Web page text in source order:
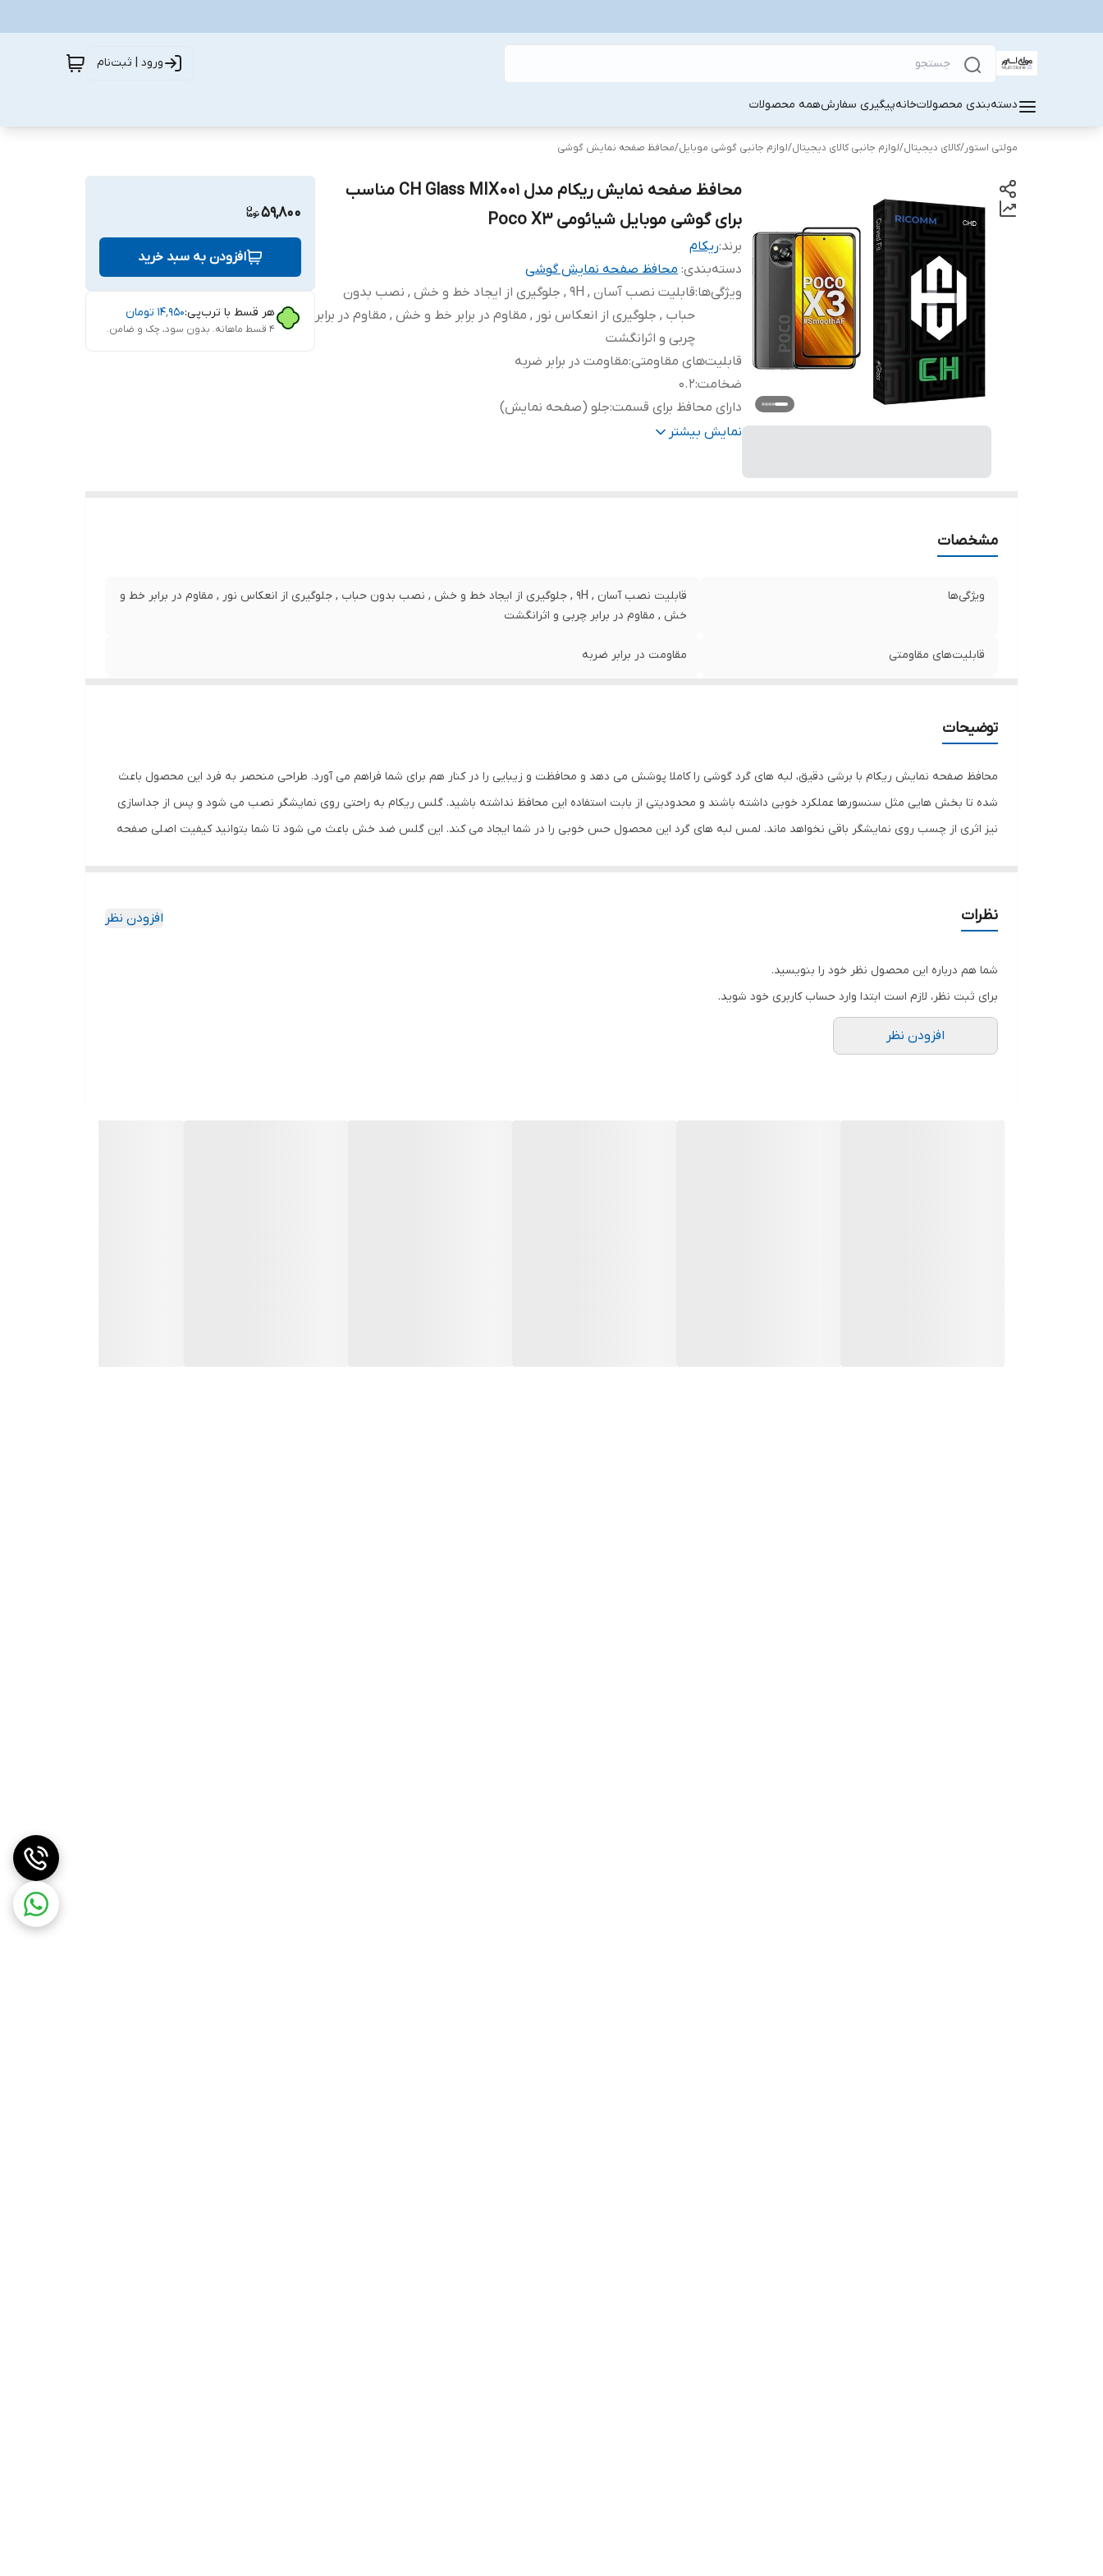
ورود | ثبت‌نام
دسته‌بندی محصولاتخانهپیگیری سفارشهمه محصولات
مولتی استور/کالای دیجیتال/لوازم جانبی کالای دیجیتال/لوازم جانبی گوشی موبایل/محافظ صفحه نمایش گوشی
محافظ صفحه نمایش ریکام مدل CH Glass MIX001 مناسب
برای گوشی موبایل شیائومی Poco X3
برند:ریکام
دسته‌بندی: محافظ صفحه نمایش گوشی
ویژگی‌ها:
قابلیت نصب آسان , 9H , جلوگیری از ایجاد خط و خش , نصب بدون
حباب , جلوگیری از انعکاس نور , مقاوم در برابر خط و خش , مقاوم در برابر
چربی و اثرانگشت
قابلیت‌های مقاومتی:مقاومت در برابر ضربه
ضخامت:
0.2
دارای محافظ برای قسمت:جلو (صفحه نمایش)
رنگ:مشکی
نمایش بیشتر
59,800
افزودن به سبد خرید
هر قسط با ترب‌پی:۱۴٬۹۵۰ تومان
۴ قسط ماهانه. بدون سود، چک و ضامن.
مشخصات
ویژگی‌ها
قابلیت نصب آسان , 9H , جلوگیری از ایجاد خط و خش , نصب بدون حباب , جلوگیری از انعکاس نور , مقاوم در برابر خط و
خش , مقاوم در برابر چربی و اثرانگشت
قابلیت‌های مقاومتی مقاومت در برابر ضربه
دارای محافظ برای قسمت
رنگ مشکی
توضیحات
محافظ صفحه نمایش ریکام با برشی دقیق، لبه های گرد گوشی را کاملا پوشش می دهد و محافظت و زیبایی را در کنار هم برای شما فراهم می آورد. طراحی منحصر به فرد این محصول باعث
شده تا بخش هایی مثل سنسورها عملکرد خوبی داشته باشند و محدودیتی از بابت استفاده این محافظ نداشته باشید. گلس ریکام به راحتی روی نمایشگر نصب می شود و پس از جداسازی
نیز اثری از چسب روی نمایشگر باقی نخواهد ماند. لمس لبه های گرد این محصول حس خوبی را در شما ایجاد می کند. این گلس ضد خش باعث می شود تا شما بتوانید کیفیت اصلی صفحه
نظرات افزودن نظر
شما هم درباره این محصول نظر خود را بنویسید.
برای ثبت نظر، لازم است ابتدا وارد حساب کاربری خود شوید.
افزودن نظر